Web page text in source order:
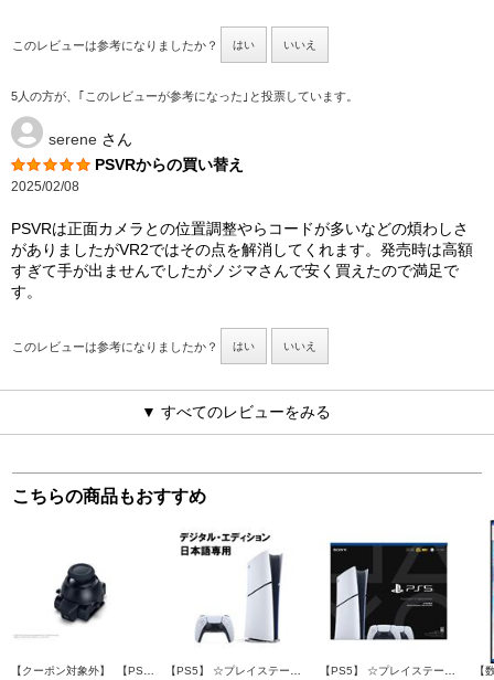
このレビューは参考になりましたか？ はい いいえ
5人の方が、｢このレビューが参考になった｣と投票しています。
serene さん
PSVRからの買い替え
2025/02/08
PSVRは正面カメラとの位置調整やらコードが多いなどの煩わしさ
がありましたがVR2ではその点を解消してくれます。発売時は高額
すぎて手が出ませんでしたがノジマさんで安く買えたので満足で
す。
このレビューは参考になりましたか？ はい いいえ
▼ すべてのレビューをみる
こちらの商品もおすすめ